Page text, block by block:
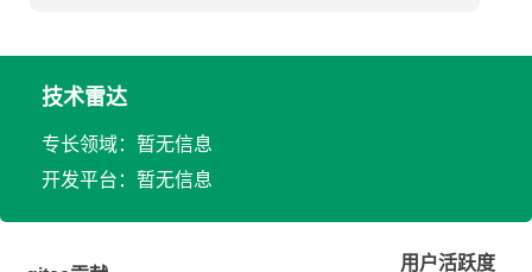
技术雷达
专长领域：暂无信息
开发平台：暂无信息
用户活跃度